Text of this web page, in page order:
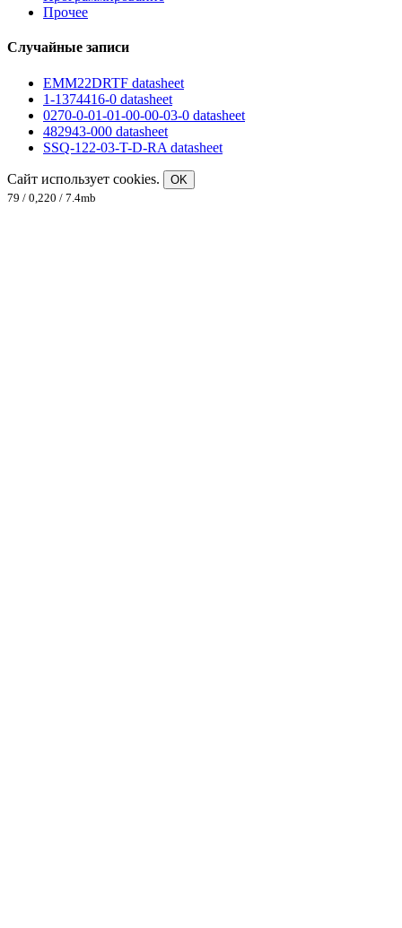
Прочее
Случайные записи
EMM22DRTF datasheet
1-1374416-0 datasheet
0270-0-01-01-00-00-03-0 datasheet
482943-000 datasheet
SSQ-122-03-T-D-RA datasheet
Сайт использует cookies.
OK
79 / 0,220 / 7.4mb